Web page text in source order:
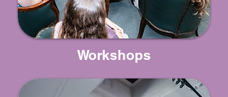
Workshops